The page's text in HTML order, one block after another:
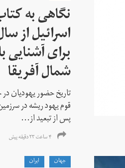
نگاهی به
برای آشنایی
شمال آفریقا
تاریخ حضور یهودیان در
قوم یهود ریشه در
پس از تبعید از...
۴ ساعت ۲۳ دقیقه پیش
جهان
ايران